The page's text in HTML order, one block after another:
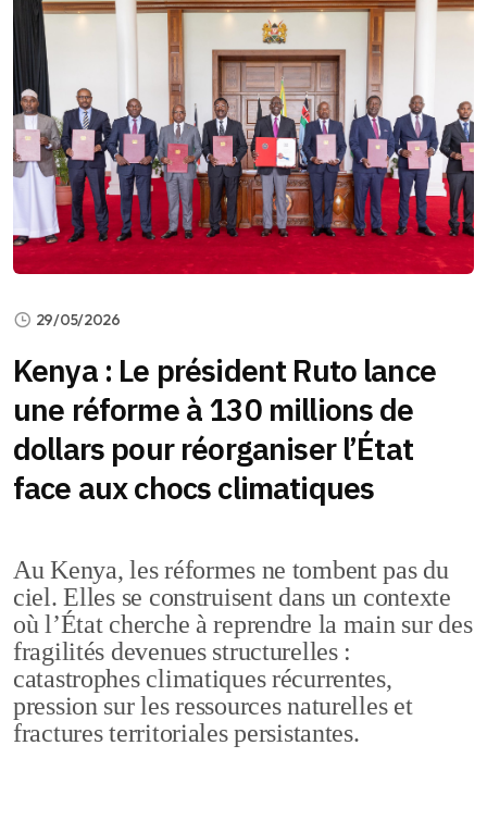
29/05/2026
Kenya : Le président Ruto lance
une réforme à 130 millions de
dollars pour réorganiser l’État
face aux chocs climatiques
Au Kenya, les réformes ne tombent pas du
ciel. Elles se construisent dans un contexte
où l’État cherche à reprendre la main sur des
fragilités devenues structurelles :
catastrophes climatiques récurrentes,
pression sur les ressources naturelles et
fractures territoriales persistantes.